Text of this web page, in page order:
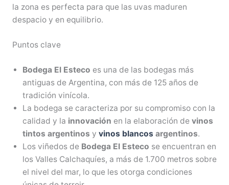
la zona es perfecta para que las uvas maduren
despacio y en equilibrio.
Puntos clave
Bodega El Esteco es una de las bodegas más
antiguas de Argentina, con más de 125 años de
tradición vinícola.
La bodega se caracteriza por su compromiso con la
calidad y la innovación en la elaboración de vinos
tintos argentinos y vinos blancos argentinos.
Los viñedos de Bodega El Esteco se encuentran en
los Valles Calchaquíes, a más de 1.700 metros sobre
el nivel del mar, lo que les otorga condiciones